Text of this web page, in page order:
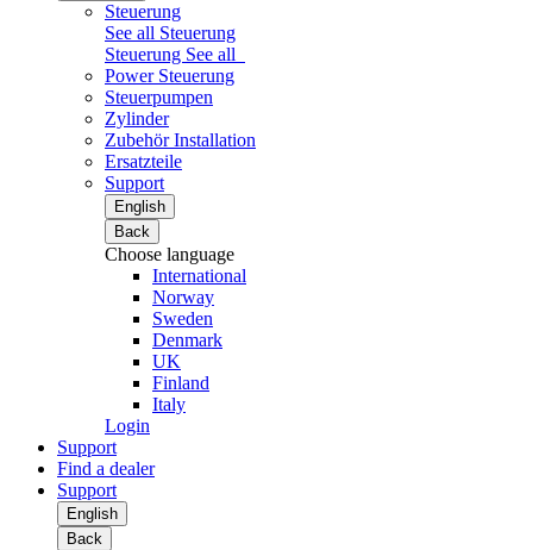
Steuerung
See all Steuerung
Steuerung See all
Power Steuerung
Steuerpumpen
Zylinder
Zubehör Installation
Ersatzteile
Support
English
Back
Choose language
International
Norway
Sweden
Denmark
UK
Finland
Italy
Login
Support
Find a dealer
Support
English
Back